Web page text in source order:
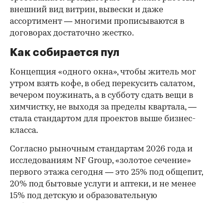
внешний вид витрин, вывески и даже
ассортимент — многими прописываются в
договорах достаточно жестко.
Как собирается пул
Концепция «одного окна», чтобы житель мог
утром взять кофе, в обед перекусить салатом,
вечером поужинать, а в субботу сдать вещи в
химчистку, не выходя за пределы квартала, —
стала стандартом для проектов выше бизнес-
класса.
Согласно рыночным стандартам 2026 года и
исследованиям NF Group, «золотое сечение»
первого этажа сегодня — это 25% под общепит,
20% под бытовые услуги и аптеки, и не менее
15% под детскую и образовательную